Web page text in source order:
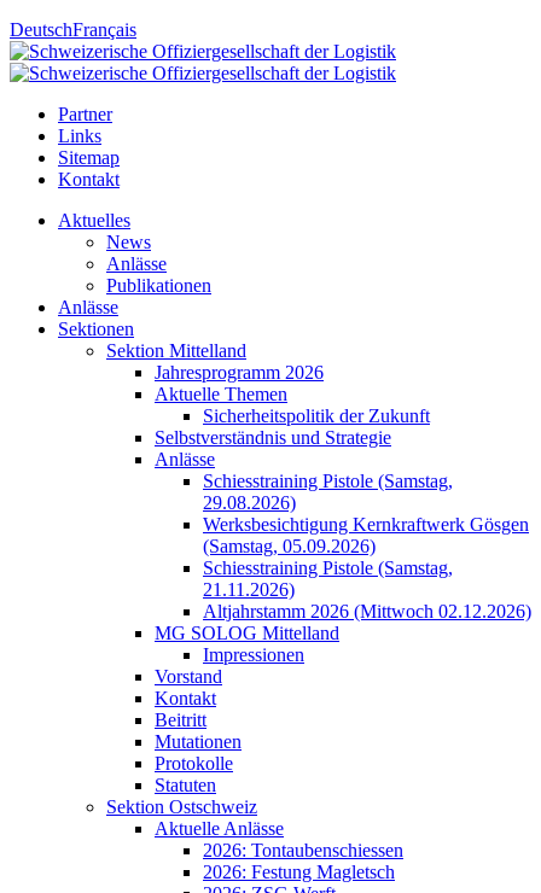
DeutschFrançais
Partner
Links
Sitemap
Kontakt
Aktuelles
News
Anlässe
Publikationen
Anlässe
Sektionen
Sektion Mittelland
Jahresprogramm 2026
Aktuelle Themen
Sicherheitspolitik der Zukunft
Selbstverständnis und Strategie
Anlässe
Schiesstraining Pistole (Samstag,
29.08.2026)
Werksbesichtigung Kernkraftwerk Gösgen
(Samstag, 05.09.2026)
Schiesstraining Pistole (Samstag,
21.11.2026)
Altjahrstamm 2026 (Mittwoch 02.12.2026)
MG SOLOG Mittelland
Impressionen
Vorstand
Kontakt
Beitritt
Mutationen
Protokolle
Statuten
Sektion Ostschweiz
Aktuelle Anlässe
2026: Tontaubenschiessen
2026: Festung Magletsch